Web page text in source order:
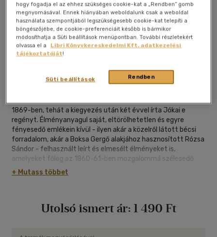
Kívánságlistához adom Megosztom
Akkord Kiadó Kft.|2022|magyar nyelvű|kartonált
1869-ben, tehát a kiegyezés után két évvel írta Jókai e
regényt. Élményanyagul saját, eltörölhetetlen és egyre
fényesedő emlékein kívül - ilyen akár a közelről látott bécsi
forradalom, akár a Boksa Gergő alakjához hasznosított Rózsa
Sándor - felhasznált leírt és elmesélt élményeket is,
amelyeket főleg az 1860-61-ben mozgalommá szélesedő
honvédemlékgyűjtés közben szedett össze. A szakirodalom
természetesen igen sokat foglalkozott az író ezen sikeres és
szabadságharc mitológiai fenségű ábrázolását sikerült
+ Mutass többet
Utolsó ismert ár: 1 490 Ft
hogy fogadja el az ehhez szükséges cookie-kat a „Rendben” gomb
megnyomásával. Ennek hiányában weboldalunk csak a weboldal
használata szempontjából legszükségesebb cookie-kat telepíti a
böngészőjébe, de cookie-preferenciáit később is bármikor
módosíthatja a Süti beállítások menüpontban. További részletekért
olvassa el a
Libri Könyvkereskedelmi Kft. adatkezelési
tájékoztatóját!
Rendben
Süti beállítások